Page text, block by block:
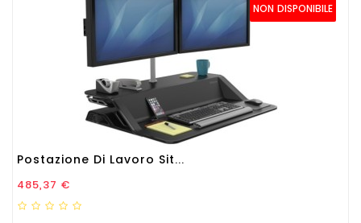
NON DISPONIBILE
Postazione Di Lavoro Sit...
Prezzo
485,37 €